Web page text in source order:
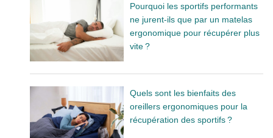
Pourquoi les sportifs performants
ne jurent-ils que par un matelas
ergonomique pour récupérer plus
vite ?
Quels sont les bienfaits des
oreillers ergonomiques pour la
récupération des sportifs ?